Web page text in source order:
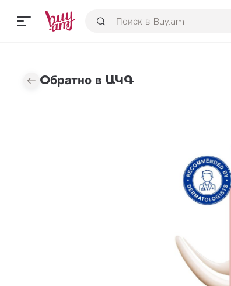
Օбратно в ԱԿԳ